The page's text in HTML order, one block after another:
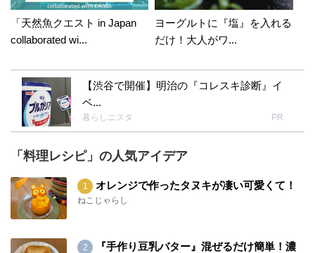
「天然魚クエスト in Japan
collaborated wi...
ヨーグルトに『塩』を入れる
だけ！大人がワ...
【渋谷で開催】明治の『コレスキ診断』イ
ベ...
暮らしニスタ PR
「料理レシピ」の人気アイデア
オレンジで作ったタヌキが凄い可愛くて！
ねこじゃらし
『手作り豆乳バター』混ぜるだけ簡単！濃